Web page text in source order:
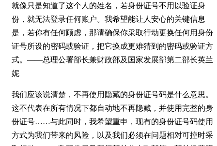
就像只是知道了这个人的姓名，若身份证号不用以验证身
份，就无法登录任何账户。我希望能让人安心的关键信息
是，若你有任何顾虑，那请确保你采取行动更换任何用身份
证号所设的密码或验证，把它换成更难猜到的密码或验证方
式。——总理公署部长兼财政部及国家发展部第二部长英兰
妮
我们应该说清楚，不再使用隐藏的身份证号码是什么意思。
这不代表在所有情况下都自动地不再隐藏，并使用完整的身
份证号……与此同时，我希望重申，现有的身份证号码使用
方式为我们带来的风险，以及我们必须在问题相对可控时采